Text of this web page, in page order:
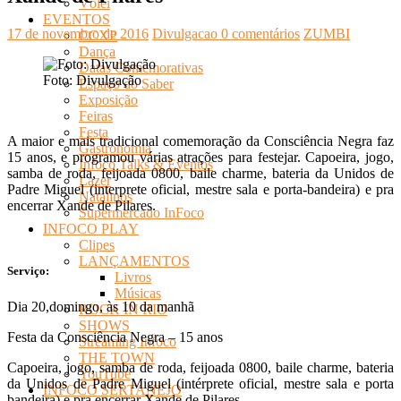
Vôlei
EVENTOS
CCXP
Dança
Datas Comemorativas
Espaço do Saber
Exposição
Feiras
Festa
Gastronomia
Infoco Talks & Eventos
Lazer
Natalinos
Supermercado InFoco
INFOCO PLAY
Clipes
LANÇAMENTOS
Livros
Músicas
ROCK IN RIO
SHOWS
Streaming Infoco
THE TOWN
YouTube
INFOCO SERTANEJO
17 de novembro de 2016 Divulgacao 0 comentários ZUMBI
Foto: Divulgação
A maior e mais tradicional comemoração da Consciência Negra faz
15 anos, e programou várias atrações para festejar.Capoeira, jogo,
samba de roda, feijoada 0800, baile charme, bateria da Unidos de
Padre Miguel (interprete oficial, mestre sala e porta-bandeira) e pra
encerrar Xande de Pilares.
Serviço:
Dia 20,domingo, às 10 da manhã
Festa da Consciência Negra – 15 anos
Capoeira, jogo, samba de roda, feijoada 0800, baile charme, bateria
da Unidos de Padre Miguel (intérprete oficial, mestre sala e porta